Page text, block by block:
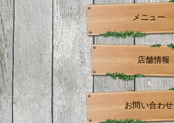
メニュー
店舗情報
お問い合わせ